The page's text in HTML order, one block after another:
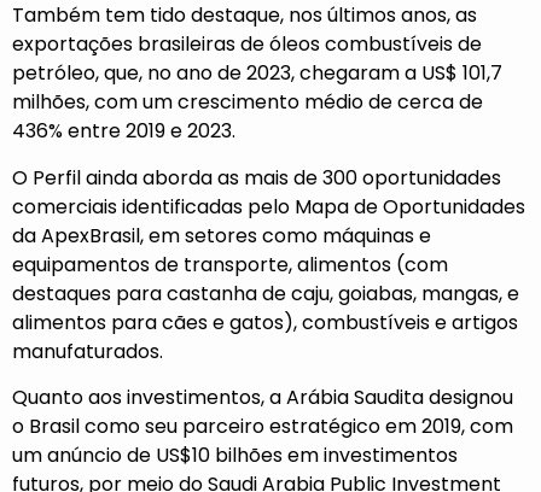
Também tem tido destaque, nos últimos anos, as
exportações brasileiras de óleos combustíveis de
petróleo, que, no ano de 2023, chegaram a US$ 101,7
milhões, com um crescimento médio de cerca de
436% entre 2019 e 2023.
O Perfil ainda aborda as mais de 300 oportunidades
comerciais identificadas pelo Mapa de Oportunidades
da ApexBrasil, em setores como máquinas e
equipamentos de transporte, alimentos (com
destaques para castanha de caju, goiabas, mangas, e
alimentos para cães e gatos), combustíveis e artigos
manufaturados.
Quanto aos investimentos, a Arábia Saudita designou
o Brasil como seu parceiro estratégico em 2019, com
um anúncio de US$10 bilhões em investimentos
futuros, por meio do Saudi Arabia Public Investment